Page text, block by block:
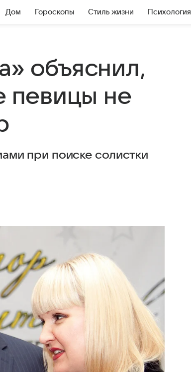
Дом Гороскопы Стиль жизни Психология
объяснил,
певицы не
при поиске солистки